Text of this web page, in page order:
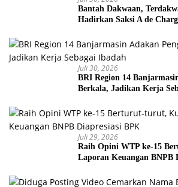
Bantah Dakwaan,
Hadirkan Saksi A de
Juli 30, 2026
BRI Region 14
Berkala, Jadikan Kerja
Juli 29, 2026
Raih Opini WTP ke-15
Laporan Keuangan BNPB